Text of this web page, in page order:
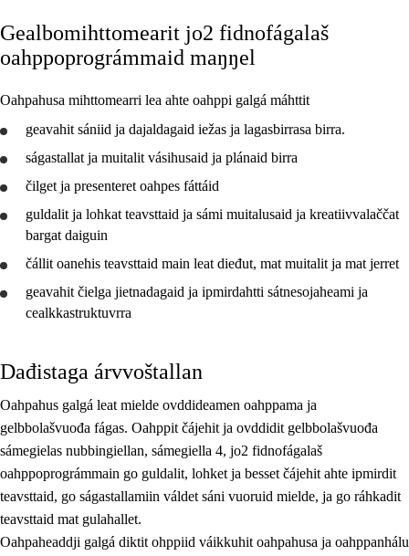
Guovddášelemeanttat
Fágaidrasttideaddji fáttát
Vuođđogálggat
Jo2 FO
Jo1 SO
Jo3 SO
Gealbomihttomearit jo2 fidnofágalaš
oahppoprográmmaid maŋŋel
Oahpahusa mihttomearri lea ahte oahppi galgá máhttit
geavahit sániid ja dajaldagaid iežas ja lagasbirrasa birra.
ságastallat ja muitalit vásihusaid ja plánaid birra
čilget ja presenteret oahpes fáttáid
guldalit ja lohkat teavsttaid ja sámi muitalusaid ja kreatiivvalaččat
bargat daiguin
čállit oanehis teavsttaid main leat dieđut, mat muitalit ja mat jerret
geavahit čielga jietnadagaid ja ipmirdahtti sátnesojaheami ja
cealkkastruktuvrra
Dađistaga árvvoštallan
Oahpahus galgá leat mielde ovddideamen oahppama ja
gelbbolašvuođa fágas. Oahppit čájehit ja ovddidit gelbbolašvuođa
sámegielas nubbingiellan, sámegiella 4, jo2 fidnofágalaš
oahppoprográmmain go guldalit, lohket ja besset čájehit ahte ipmirdit
teavsttaid, go ságastallamiin váldet sáni vuoruid mielde, ja go ráhkadit
teavsttaid mat gulahallet.
Oahpaheaddji galgá diktit ohppiid váikkuhit oahpahusa ja oahppanhálu